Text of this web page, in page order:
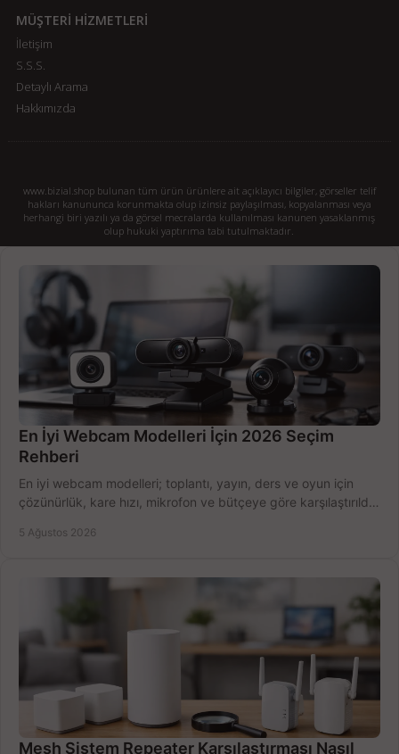
MÜŞTERİ HİZMETLERİ
İletişim
S.S.S.
Detaylı Arama
Hakkımızda
www.bizial.shop bulunan tüm ürün ürünlere ait açıklayıcı bilgiler, görseller telif
hakları kanununca korunmakta olup izinsiz paylaşılması, kopyalanması veya
herhangi biri yazılı ya da görsel mecralarda kullanılması kanunen yasaklanmış
olup hukuki yaptırıma tabi tutulmaktadır.
En İyi Webcam Modelleri İçin 2026 Seçim
Rehberi
En iyi webcam modelleri; toplantı, yayın, ders ve oyun için
çözünürlük, kare hızı, mikrofon ve bütçeye göre karşılaştırıldı.
5 Ağustos 2026
Mesh Sistem Repeater Karşılaştırması Nasıl